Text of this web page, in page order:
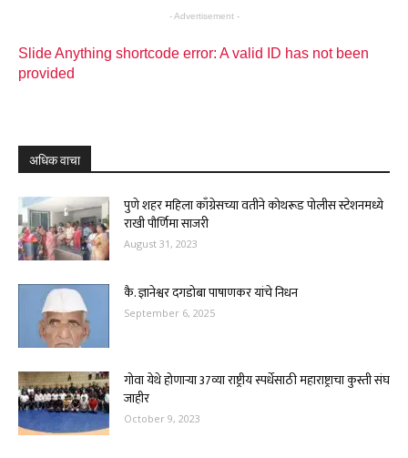
- Advertisement -
Slide Anything shortcode error: A valid ID has not been
provided
अधिक वाचा
पुणे शहर महिला काँग्रेसच्या वतीने कोथरूड पोलीस स्टेशनमध्ये
राखी पौर्णिमा साजरी
August 31, 2023
कै. ज्ञानेश्वर दगडोबा पाषाणकर यांचे निधन
September 6, 2025
गोवा येथे होणाऱ्या 37व्या राष्ट्रीय स्पर्धेसाठी महाराष्ट्राचा कुस्ती संघ
जाहीर
October 9, 2023